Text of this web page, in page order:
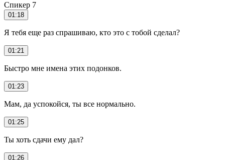
Спикер 7
01:18
Я тебя еще раз спрашиваю, кто это с тобой сделал?
01:21
Быстро мне имена этих подонков.
01:23
Мам, да успокойся, ты все нормально.
01:25
Ты хоть сдачи ему дал?
01:26